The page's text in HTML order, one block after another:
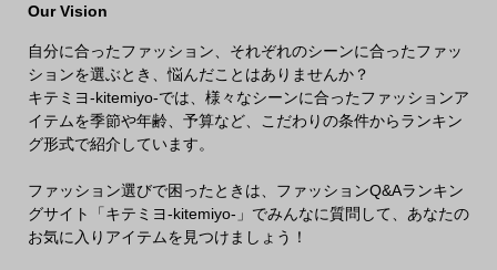
Our Vision
自分に合ったファッション、それぞれのシーンに合ったファッ
ションを選ぶとき、悩んだことはありませんか？
キテミヨ-kitemiyo-では、様々なシーンに合ったファッションア
イテムを季節や年齢、予算など、こだわりの条件からランキン
グ形式で紹介しています。
ファッション選びで困ったときは、ファッションQ&Aランキン
グサイト「キテミヨ-kitemiyo-」でみんなに質問して、あなたの
お気に入りアイテムを見つけましょう！